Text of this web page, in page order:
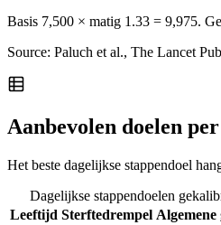
Basis 7,500 × matig 1.33 = 9,975.
Source: Paluch et al., The Lancet
Aanbevolen doelen
Het beste dagelijkse stappendoel
Dagelijkse stappendoelen
Leeftijd Sterftedrempel Algemene